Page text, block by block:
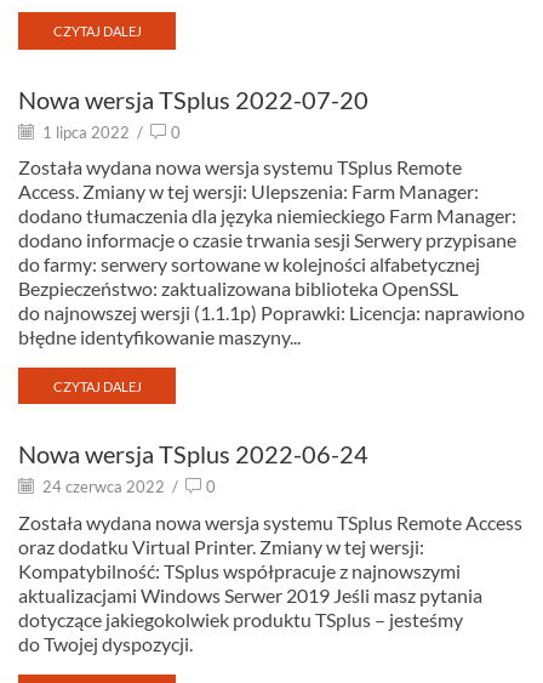
CZYTAJ DALEJ
Nowa wersja TSplus 2022-07-20
1 lipca 2022 / 0
Została wydana nowa wersja systemu TSplus Remote
Access. Zmiany w tej wersji: Ulepszenia: Farm Manager:
dodano tłumaczenia dla języka niemieckiego Farm Manager:
dodano informacje o czasie trwania sesji Serwery przypisane
do farmy: serwery sortowane w kolejności alfabetycznej
Bezpieczeństwo: zaktualizowana biblioteka OpenSSL
do najnowszej wersji (1.1.1p) Poprawki: Licencja: naprawiono
błędne identyfikowanie maszyny...
CZYTAJ DALEJ
Nowa wersja TSplus 2022-06-24
24 czerwca 2022 / 0
Została wydana nowa wersja systemu TSplus Remote Access
oraz dodatku Virtual Printer. Zmiany w tej wersji:
Kompatybilność: TSplus współpracuje z najnowszymi
aktualizacjami Windows Serwer 2019 Jeśli masz pytania
dotyczące jakiegokolwiek produktu TSplus – jesteśmy
do Twojej dyspozycji.